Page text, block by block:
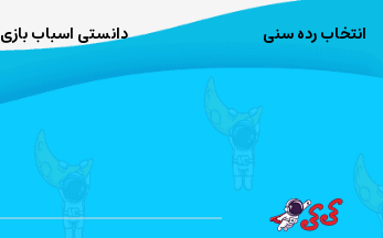
انتخاب رده سنی دانستی اسباب بازی